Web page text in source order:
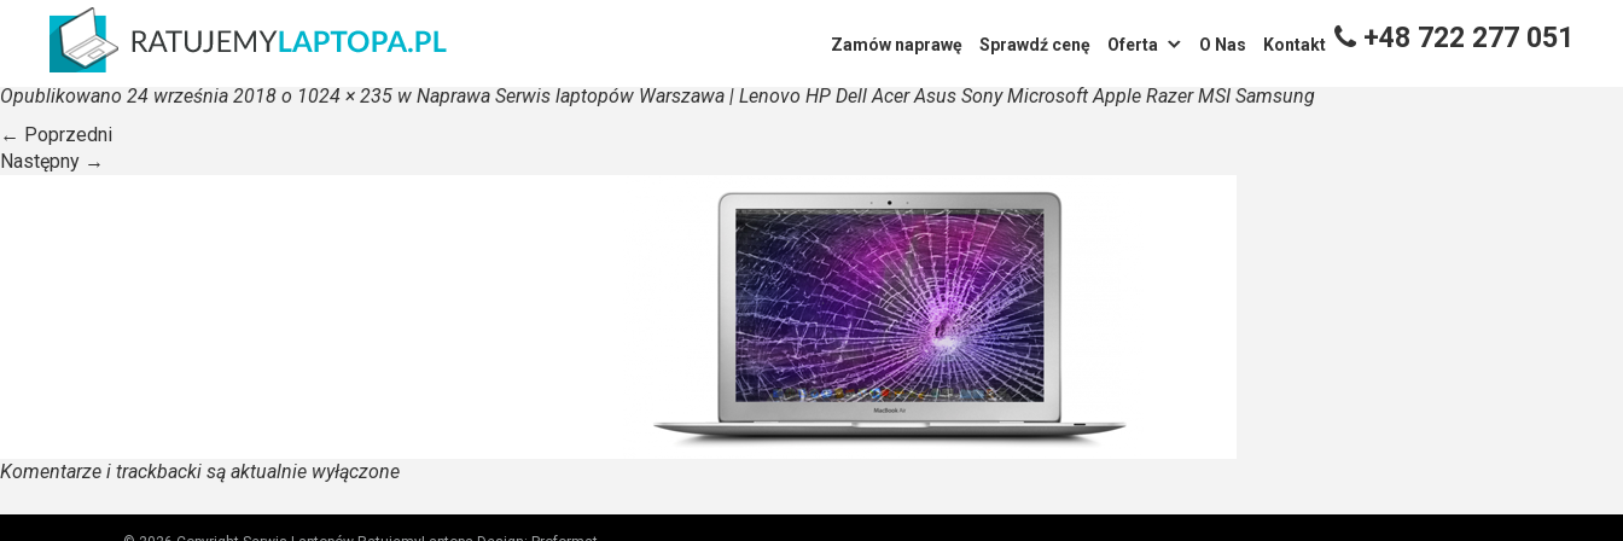
+48 722 277 051
Zamów naprawę Sprawdź cenę Oferta O Nas Kontakt
wymiana matrycy w laptopie
Opublikowano 24 września 2018 o 1024 × 235 w Naprawa Serwis laptopów Warszawa | Lenovo HP Dell Acer Asus Sony Microsoft Apple Razer MSI Samsung
← Poprzedni
Następny →
Komentarze i trackbacki są aktualnie wyłączone